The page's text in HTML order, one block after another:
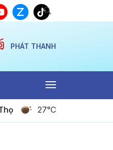
PHÁT THANH
ngày 08-08-2026
27°C